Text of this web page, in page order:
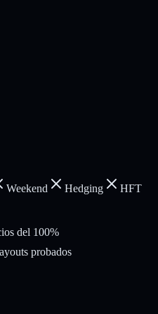
Weekend Hedging
HFT
del 100%
probados